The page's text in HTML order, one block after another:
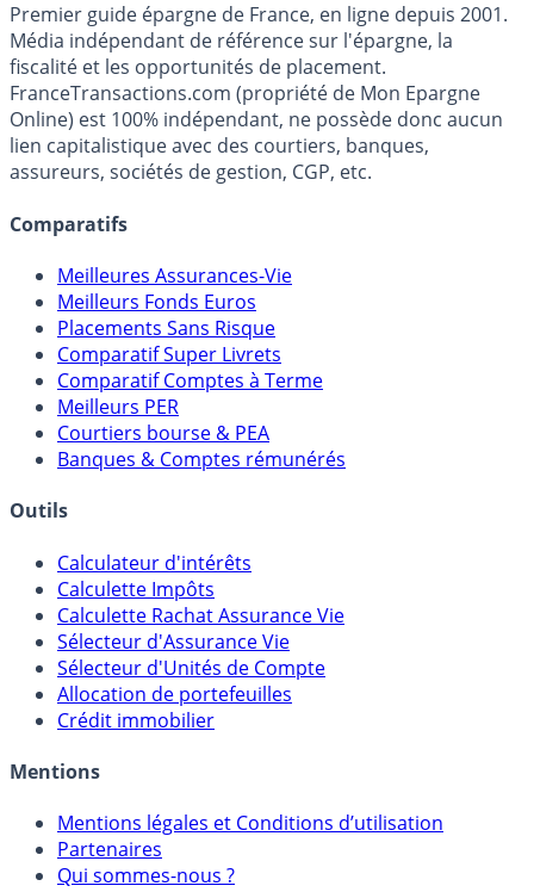
Premier guide épargne de France, en ligne depuis 2001.
Média indépendant de référence sur l'épargne, la
fiscalité et les opportunités de placement.
FranceTransactions.com (propriété de Mon Epargne
Online) est 100% indépendant, ne possède donc aucun
lien capitalistique avec des courtiers, banques,
assureurs, sociétés de gestion, CGP, etc.
Comparatifs
Meilleures Assurances-Vie
Meilleurs Fonds Euros
Placements Sans Risque
Comparatif Super Livrets
Comparatif Comptes à Terme
Meilleurs PER
Courtiers bourse & PEA
Banques & Comptes rémunérés
Outils
Calculateur d'intérêts
Calculette Impôts
Calculette Rachat Assurance Vie
Sélecteur d'Assurance Vie
Sélecteur d'Unités de Compte
Allocation de portefeuilles
Crédit immobilier
Mentions
Mentions légales et Conditions d’utilisation
Partenaires
Qui sommes-nous ?